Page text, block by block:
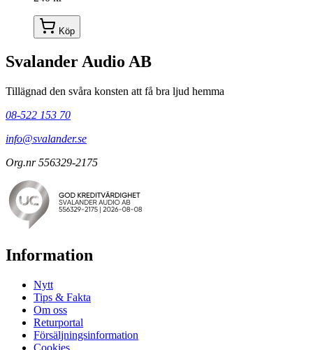
Köp
Svalander Audio AB
Tillägnad den svåra konsten att få bra ljud hemma
08-522 153 70
info@svalander.se
Org.nr 556329-2175
Information
Nytt
Tips & Fakta
Om oss
Returportal
Försäljningsinformation
Cookies